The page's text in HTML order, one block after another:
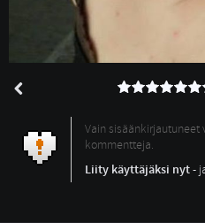
Vain sisäänkirjautuneet
kommentteja.
Liity käyttäjäksi nyt-